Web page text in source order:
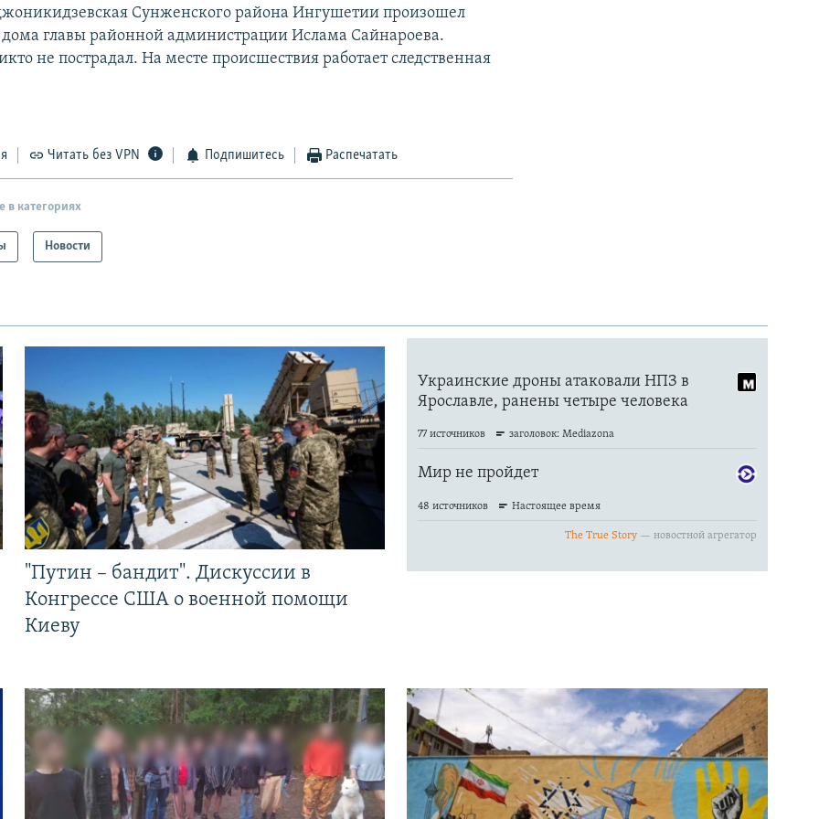
Сунженского района Ингушетии произошел
дома главы районной администрации Ислама Сайнароева.
не пострадал. На месте происшествия работает следственная
Читать без VPN Подпишитесь Распечатать
в категориях
Новости
"Путин – бандит". Дискуссии в
Конгрессе США о военной помощи
Киеву